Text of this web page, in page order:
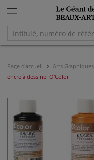
Page d'accueil Arts Graphiques
encre à dessiner O'Color